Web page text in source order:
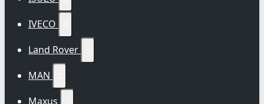
IVECO
Land Rover
MAN
Maxus